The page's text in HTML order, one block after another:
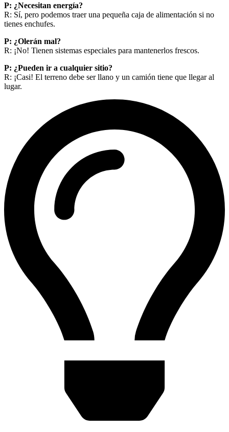
P: ¿Necesitan energía?
R: Sí, pero podemos traer una pequeña caja de alimentación si no
tienes enchufes.
P: ¿Olerán mal?
R: ¡No! Tienen sistemas especiales para mantenerlos frescos.
P: ¿Pueden ir a cualquier sitio?
R: ¡Casi! El terreno debe ser llano y un camión tiene que llegar al
lugar.